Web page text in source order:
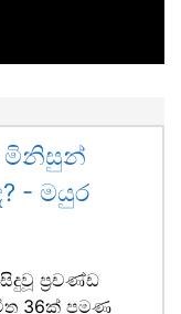
මිනිසුන්
- මයුර
ප්‍රචණ්ඩ
36ක් පමණ